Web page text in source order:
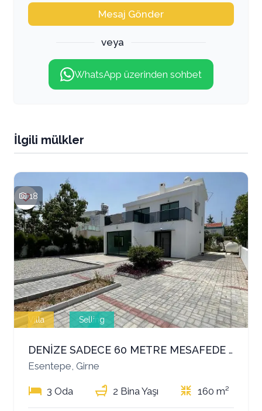
Mesaj Gönder
veya
WhatsApp üzerinden sohbet
İlgili mülkler
18
Villa Selling
DENİZE SADECE 60 METRE MESAFEDE MÜSTAKİL VİLLA!
Esentepe, Girne
3 Oda 2 Bina Yaşı 160 m²